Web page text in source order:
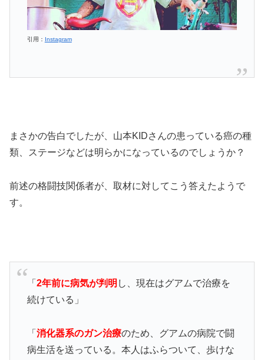
引用： Instagram
まさかの告白でしたが、山本KIDさんの患っている癌の種
類、ステージなどは明らかになっているのでしょうか？
前述の格闘技関係者が、取材に対してこう答えたようで
す。
「 2年前に病気が判明 し、現在はグアムで治療を
続けている」
「 消化器系のガン治療のため、グアムの病院で闘
病生活を送っている。本人はふらついて、歩けな